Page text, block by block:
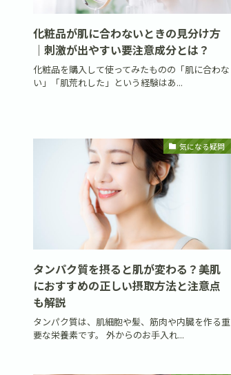
化粧品が肌に合わないときの見分け方
｜刺激が出やすい要注意成分とは？
化粧品を購入して使ってみたものの「肌に合わな
い」「肌荒れした」という経験はあ...
気になる疑問
タンパク質を摂ると肌が変わる？美肌
におすすめの正しい摂取方法と注意点
も解説
タンパク質は、肌細胞や髪、筋肉や内臓を作る重
要な栄養素です。 外からのお手入れ...